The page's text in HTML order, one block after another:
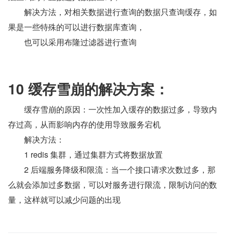
解决方法，对相关数据进行查询的数据只查询缓存，如
果是一些特殊的可以进行数据库查询，
也可以采用布隆过滤器进行查询
10 缓存雪崩的解决方案：
缓存雪崩的原因：一次性加入缓存的数据过多，导致内
存过高，从而影响内存的使用导致服务宕机
解决方法：
1 redis 集群，通过集群方式将数据放置
2 后端服务降级和限流：当一个接口请求次数过多，那
么就会添加过多数据，可以对服务进行限流，限制访问的数
量，这样就可以减少问题的出现